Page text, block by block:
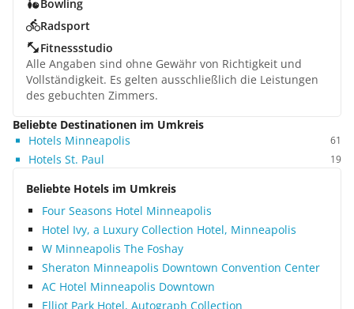
Bowling
Radsport
Fitnessstudio
Alle Angaben sind ohne Gewähr von Richtigkeit und
Vollständigkeit. Es gelten ausschließlich die Leistungen
des gebuchten Zimmers.
Beliebte Destinationen im Umkreis
Hotels Minneapolis
61
Hotels St. Paul 19
Beliebte Hotels im Umkreis
Four Seasons Hotel Minneapolis
Hotel Ivy, a Luxury Collection Hotel, Minneapolis
W Minneapolis The Foshay
Sheraton Minneapolis Downtown Convention Center
AC Hotel Minneapolis Downtown
Elliot Park Hotel, Autograph Collection